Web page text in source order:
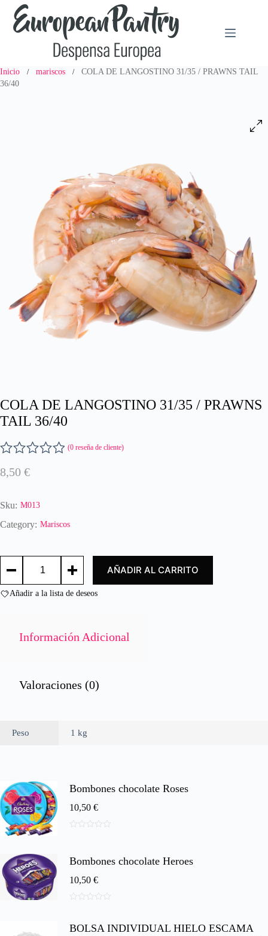
Saltar
contenido
Inicio / mariscos /
COLA DE LANGOSTINO 31/35 / PRAWNS TAIL
36/40
COLA DE LANGOSTINO 31/35 / PRAWNS
TAIL 36/40
V
a
o
a
n
0
(0 reseña de cliente)
8,50 €
Sku: M013
Category: Mariscos
DE
31/35
36/40
cantidad
AÑADIR AL CARRITO
Añadir a la lista de deseos
Información Adicional
Valoraciones (0)
Peso 1 kg
Bombones chocolate Roses
10,50 €
5
Bombones chocolate Heroes
10,50 €
e
BOLSA INDIVIDUAL HIELO ESCAMA